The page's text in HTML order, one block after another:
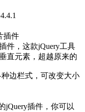
插件
件，这款jQuery工具
直元素，超越原来的
边栏式，可改变大小
jQuery插件，你可以